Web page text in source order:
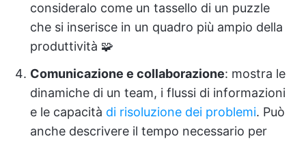
consideralo come un tassello di un puzzle
che si inserisce in un quadro più ampio della
produttività 🧩
Comunicazione e collaborazione: mostra le
dinamiche di un team, i flussi di informazioni
e le capacità di risoluzione dei problemi. Può
anche descrivere il tempo necessario per